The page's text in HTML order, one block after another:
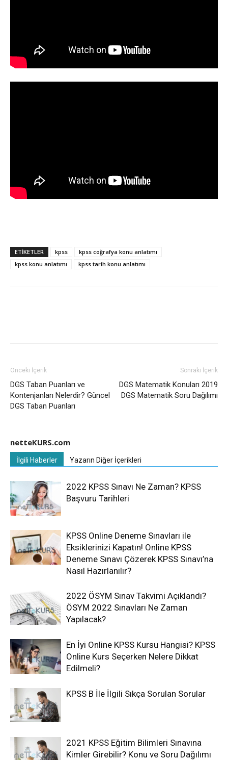
ETIKETLER kpss
kpss coğrafya konu anlatımı
kpss konu anlatımı
kpss tarih konu anlatımı
Önceki İçerik
DGS Taban Puanları ve
Kontenjanları Nelerdir? Güncel
DGS Taban Puanları
Sonraki İçerik
DGS Matematik Konuları 2019
DGS Matematik Soru Dağılımı
netteKURS.com
İlgili Haberler Yazarın Diğer İçerikleri
2022 KPSS Sınavı Ne Zaman? KPSS
Başvuru Tarihleri
KPSS Online Deneme Sınavları ile
Eksiklerinizi Kapatın! Online KPSS
Deneme Sınavı Çözerek KPSS Sınavı’na
Nasıl Hazırlanılır?
2022 ÖSYM Sınav Takvimi Açıklandı?
ÖSYM 2022 Sınavları Ne Zaman
Yapılacak?
En İyi Online KPSS Kursu Hangisi? KPSS
Online Kurs Seçerken Nelere Dikkat
Edilmeli?
KPSS B İle İlgili Sıkça Sorulan Sorular
2021 KPSS Eğitim Bilimleri Sınavına
Kimler Girebilir? Konu ve Soru Dağılımı